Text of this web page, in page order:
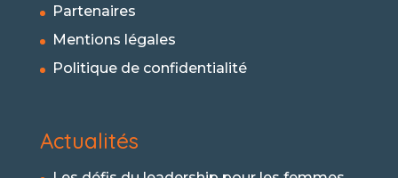
Partenaires
Mentions légales
Politique de confidentialité
Actualités